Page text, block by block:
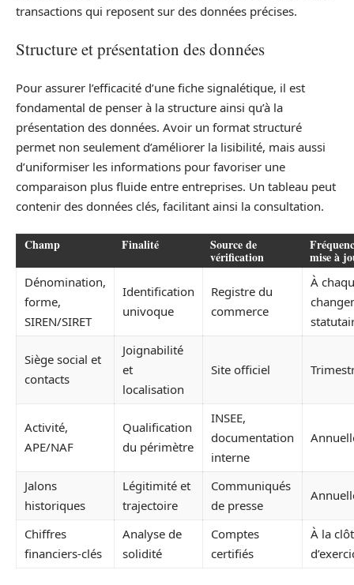
transactions qui reposent sur des données précises.
Structure et présentation des données
Pour assurer l’efficacité d’une fiche signalétique, il est
fondamental de penser à la structure ainsi qu’à la
présentation des données. Avoir un format structuré
permet non seulement d’améliorer la lisibilité, mais aussi
d’uniformiser les informations pour favoriser une
comparaison plus fluide entre entreprises. Un tableau peut
contenir des données clés, facilitant ainsi la consultation.
Champ Finalité Source de
vérification mise à
Dénomination,
forme,
SIREN/SIRET
Identification
univoque
Registre du
commerce
À
Siège social et
contacts
Joignabilité
et
localisation
Site officiel
Activité,
APE/NAF
Qualification
du périmètre
INSEE,
documentation
interne
Jalons
historiques
Légitimité et
trajectoire
Communiqués
de presse
Chiffres
financiers-clés
Analyse de
solidité
Comptes
certifiés
À la